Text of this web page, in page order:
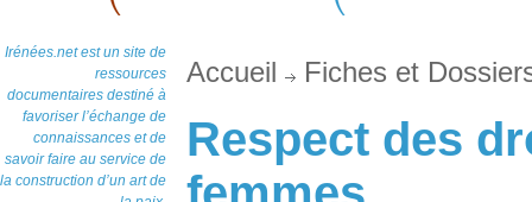
Irénées.net est un site de
ressources
documentaires destiné à
favoriser l’échange de
connaissances et de
savoir faire au service de
la construction d’un art de
Accueil Fiches et
Respect des